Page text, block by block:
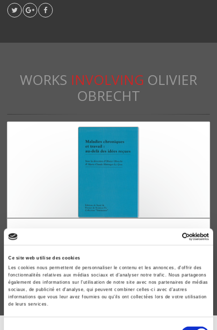
Ce site web utilise des cookies
Les cookies nous permettent de personnaliser le contenu et les annonces, d'offrir des
fonctionnalités relatives aux médias sociaux et d'analyser notre trafic. Nous partageons
également des informations sur l'utilisation de notre site avec nos partenaires de médias
sociaux, de publicité et d'analyse, qui peuvent combiner celles-ci avec d'autres
informations que vous leur avez fournies ou qu'ils ont collectées lors de votre utilisation
de leurs services.
WORKS INVOLVING OLIVIER
OBRECHT
Maladies chroniques et travail: au-delà des
idées reçues
Marie-Claude Hittinger-Le Gros, Olivier Obrecht